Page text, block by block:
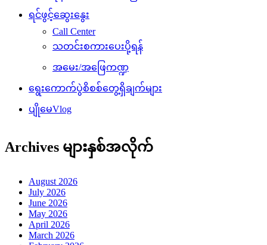
ရင်ဖွင့်ဆွေးနွေး
Call Center
သတင်းစကားပေးပို့ရန်
အမေး/အဖြေကဏ္ဍ
ရွေးကောက်ပွဲစိစစ်တွေ့ရှိချက်များ
ပျိုမေVlog
Archives များနှစ်အလိုက်
August 2026
July 2026
June 2026
May 2026
April 2026
March 2026